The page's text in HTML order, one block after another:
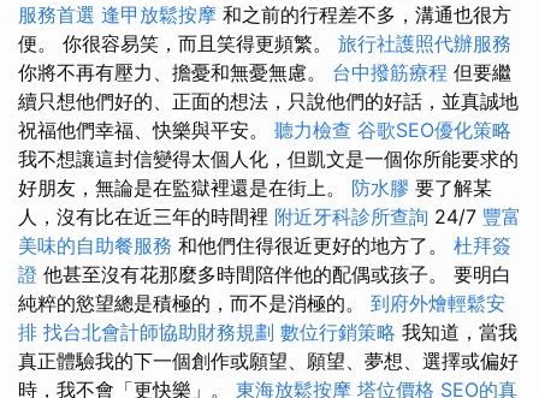
服務首選 逢甲放鬆按摩 和之前的行程差不多，溝通也很方
便。 你很容易笑，而且笑得更頻繁。 旅行社護照代辦服務
你將不再有壓力、擔憂和無憂無慮。 台中撥筋療程 但要繼
續只想他們好的、正面的想法，只說他們的好話，並真誠地
祝福他們幸福、快樂與平安。 聽力檢查 谷歌SEO優化策略
我不想讓這封信變得太個人化，但凱文是一個你所能要求的
好朋友，無論是在監獄裡還是在街上。 防水膠 要了解某
人，沒有比在近三年的時間裡 附近牙科診所查詢 24/7 豐富
美味的自助餐服務 和他們住得很近更好的地方了。 杜拜簽
證 他甚至沒有花那麼多時間陪伴他的配偶或孩子。 要明白
純粹的慾望總是積極的，而不是消極的。 到府外燴輕鬆安
排 找台北會計師協助財務規劃 數位行銷策略 我知道，當我
真正體驗我的下一個創作或願望、願望、夢想、選擇或偏好
時，我不會「更快樂」。 東海放鬆按摩 塔位價格 SEO的真